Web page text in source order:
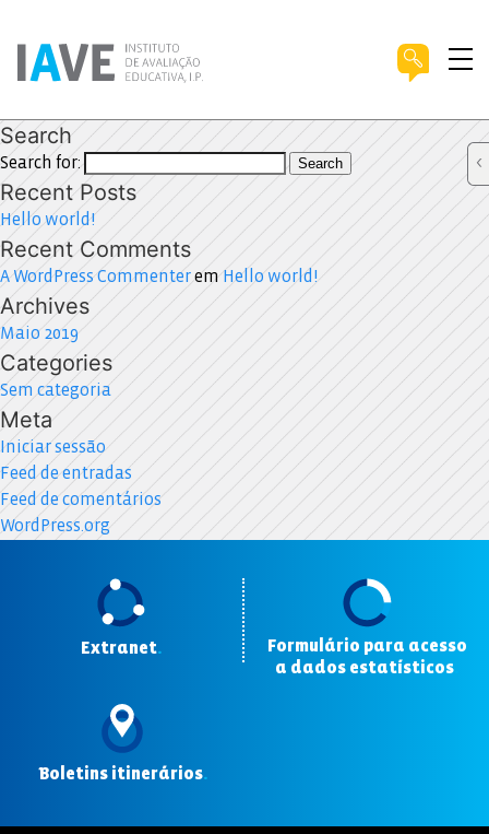
Search
Search for: Search
Recent Posts
Hello world!
Recent Comments
A WordPress Commenterem Hello world!
Archives
Maio 2019
Categories
Sem categoria
Meta
Iniciar sessão
Feed de entradas
Feed de comentários
WordPress.org
Extranet.
Formulário para acesso
a dados estatísticos
Boletins itinerários.